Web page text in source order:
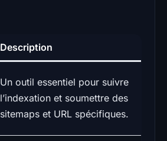
Description
Un outil essentiel pour suivre
l’indexation et soumettre des
sitemaps et URL spécifiques.